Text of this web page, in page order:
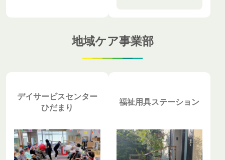
地域ケア事業部
デイサービスセンター
ひだまり
福祉用具ステーション